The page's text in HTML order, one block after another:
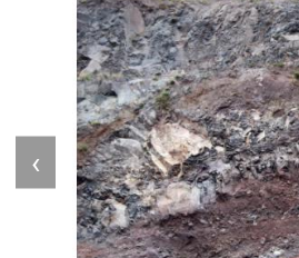
‹